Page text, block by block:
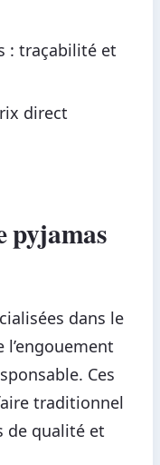
: traçabilité et
direct
pyjamas
dans le
Ces
traditionnel
de qualité et